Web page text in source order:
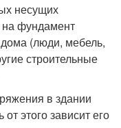
несущих
фундамент
дома (люди, мебель,
строительные
в здании
этого зависит его